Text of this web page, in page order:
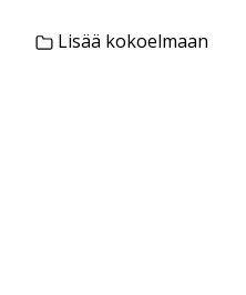
Lisää kokoelmaan